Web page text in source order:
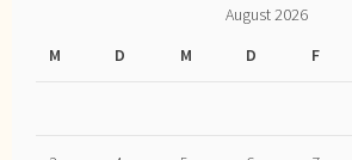
August 2026
M
D M D F